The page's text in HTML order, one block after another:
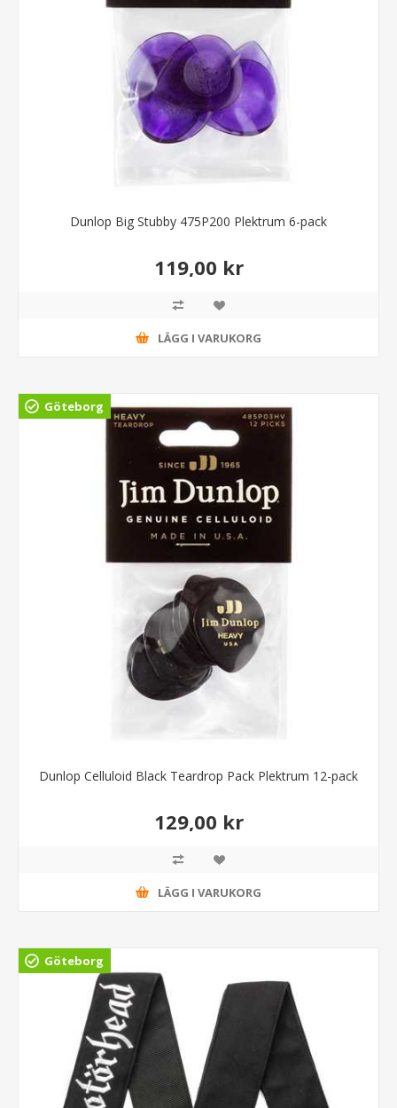
Dunlop Big Stubby 475P200 Plektrum 6-pack
119,00 kr
LÄGG I VARUKORG
Göteborg
Dunlop Celluloid Black Teardrop Pack Plektrum 12-pack
129,00 kr
LÄGG I VARUKORG
Göteborg